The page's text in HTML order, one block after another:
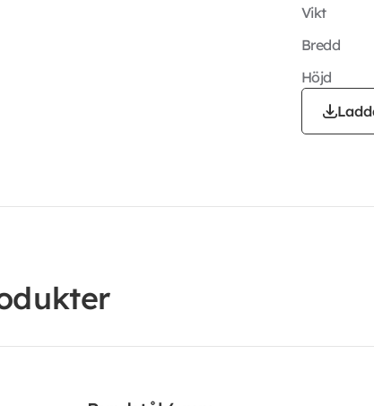
Vikt
Bredd
Höjd